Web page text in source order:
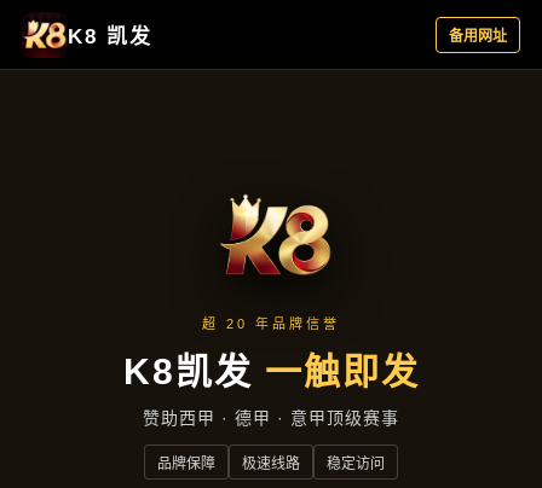
热点聚焦
首页 热点聚焦